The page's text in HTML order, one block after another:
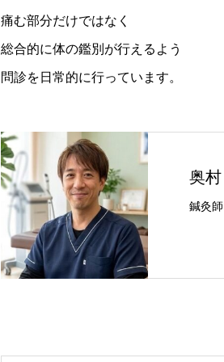
痛む部分だけではなく
総合的に体の鑑別が行えるよう
問診を日常的に行っています。
奥